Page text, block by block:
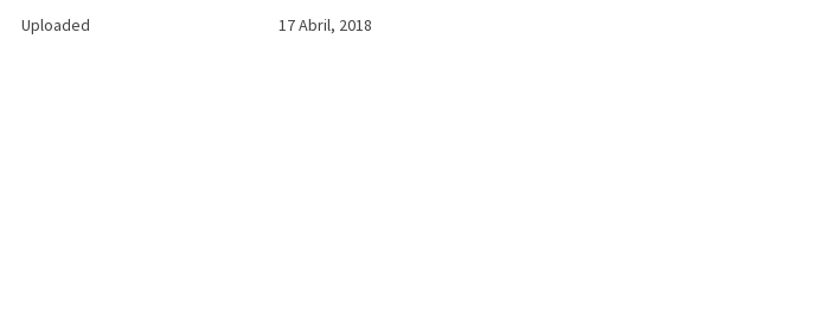
Uploaded 17 Abril, 2018